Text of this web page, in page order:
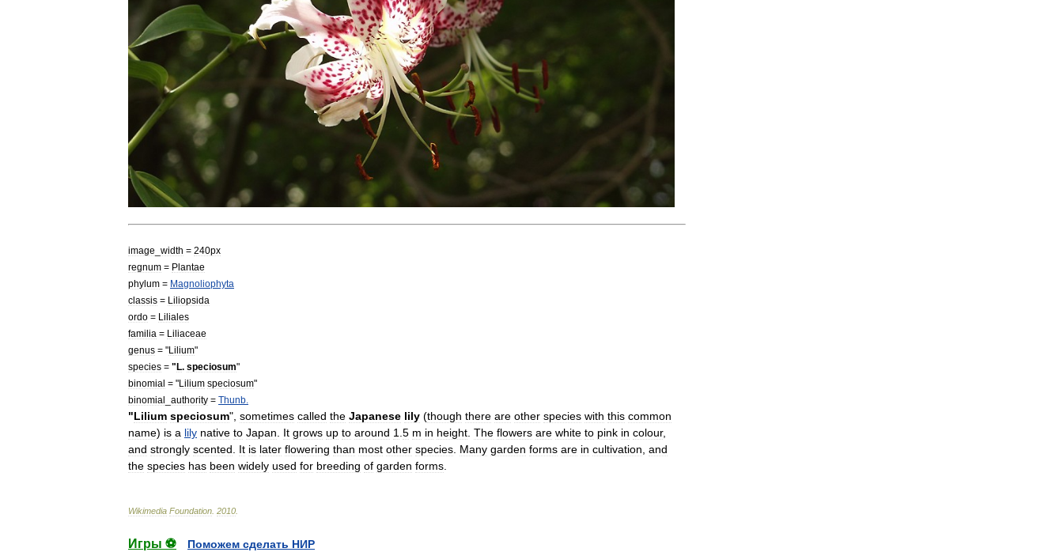
image width = 240px
regnum = Plantae
phylum = Magnoliophyta
classis =
Liliopsida
ordo =
Liliales
familia =
Liliaceae
genus = " Lilium"
species = " L. speciosum"
binomial = " Lilium speciosum"
binomial
authority = Thunb
"Lilium speciosum", sometimes called the Japanese lily (though there are other species with this common
name) is a lily native to Japan It grows up to around 1 5 m in height The flowers are white to pink in colour,
and strongly scented It is later flowering than most other species Many garden forms are in cultivation and
the species has been widely used for breeding of garden forms
Wikimedia Foundation 2010
Игры ⚽
Поможем сделать НИР